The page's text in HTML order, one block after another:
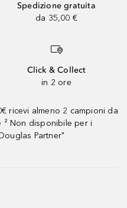
Spedizione gratuita
da 35,00 €
Click & Collect
in 2 ore
ricevi almeno 2 campioni da
Non disponibile per i
Partner"